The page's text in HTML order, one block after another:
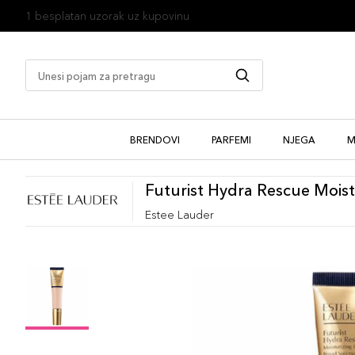
1 besplatan uzorak uz kupovinu
BRENDOVI PARFEMI NJEGA
Futurist Hydra Rescue
Estee Lauder